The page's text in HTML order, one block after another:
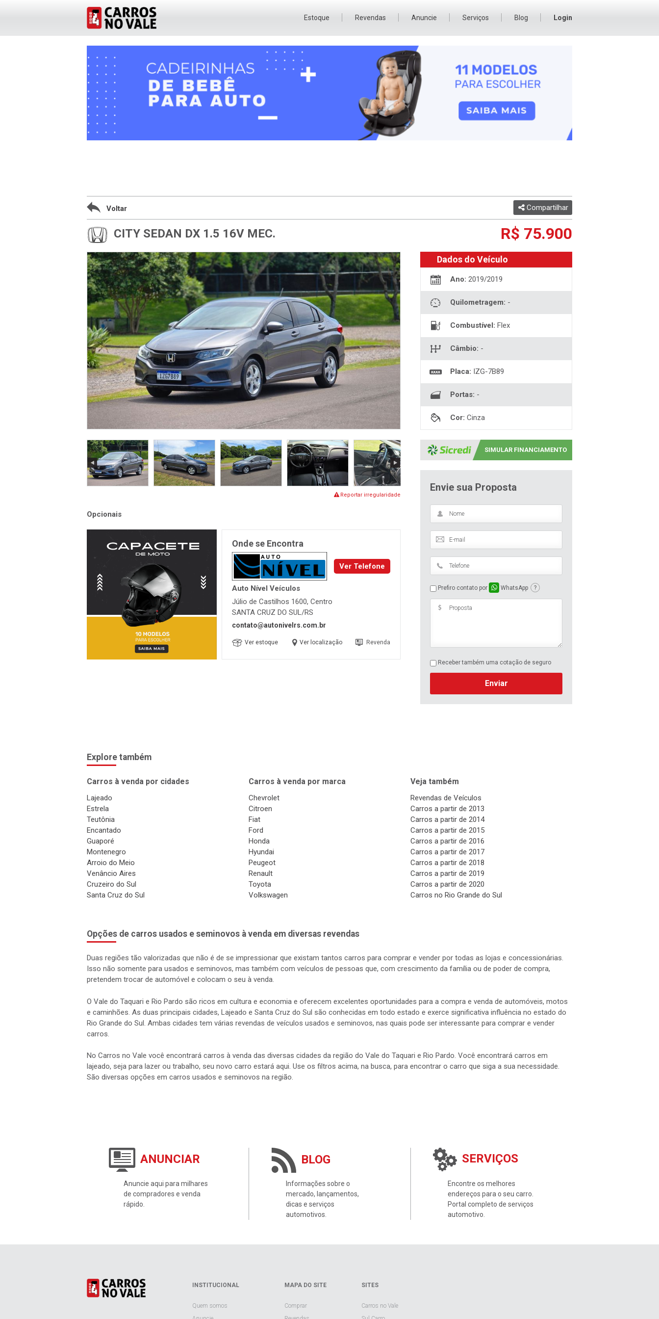
Estoque Revendas Anuncie Serviços Blog Login
Voltar
CITY SEDAN DX 1.5 16V MEC.
Dados do Veículo
Ano: 2019/2019
Quilometragem: -
Combustível: Flex
Câmbio: -
Placa: IZG-7B89
Portas: -
Cor: Cinza
R$ 75.900
Compartilhar
SIMULAR FINANCIAMENTO
Envie sua Proposta
Prefiro contato por WhatsApp ?
Receber também uma cotação de seguro
Enviar
Onde se Encontra
Ver Telefone
Auto Nível Veículos
Júlio de Castilhos 1600, Centro
SANTA CRUZ DO SUL/RS
Explore também
Carros à venda por cidades
Lajeado
Estrela
Teutônia
Encantado
Guaporé
Montenegro
Arroio do Meio
Venâncio Aires
Cruzeiro do Sul
Santa Cruz do Sul
Carros à venda por marca
Chevrolet
Citroen
Fiat
Ford
Honda
Hyundai
Peugeot
Renault
Toyota
Volkswagen
Veja também
Revendas de Veículos
Carros a partir de 2013
Carros a partir de 2014
Carros a partir de 2015
Carros a partir de 2016
Carros a partir de 2017
Carros a partir de 2018
Carros a partir de 2019
Carros a partir de 2020
Carros no Rio Grande do Sul
Opções de carros usados e seminovos à venda em diversas revendas
Duas regiões tão valorizadas que não é de se impressionar que existam tantos carros para comprar e vender por todas as lojas e concessionárias.
Isso não somente para usados e seminovos, mas também com veículos de pessoas que, com crescimento da família ou de poder de compra,
pretendem trocar de automóvel e colocam o seu à venda.
O Vale do Taquari e Rio Pardo são ricos em cultura e economia e oferecem excelentes oportunidades para a compra e venda de automóveis, motos
e caminhões. As duas principais cidades, Lajeado e Santa Cruz do Sul são conhecidas em todo estado e exerce significativa influência no estado do
Rio Grande do Sul. Ambas cidades tem várias revendas de veículos usados e seminovos, nas quais pode ser interessante para comprar e vender
carros.
No Carros no Vale você encontrará carros à venda das diversas cidades da região do Vale do Taquari e Rio Pardo. Você encontrará carros em
lajeado, seja para lazer ou trabalho, seu novo carro estará aqui. Use os filtros acima, na busca, para encontrar o carro que siga a sua necessidade.
São diversas opções em carros usados e seminovos na região.
ANUNCIAR
Anuncie aqui para milhares
de compradores e venda
rápido.
BLOG
Informações sobre o
mercado, lançamentos,
dicas e serviços
automotivos.
SERVIÇOS
Encontre os melhores
endereços para o seu carro.
Portal completo de serviços
automotivo.
INSTITUCIONAL
Quem somos
MAPA DO SITE
Comprar
SITES
Carros no Vale